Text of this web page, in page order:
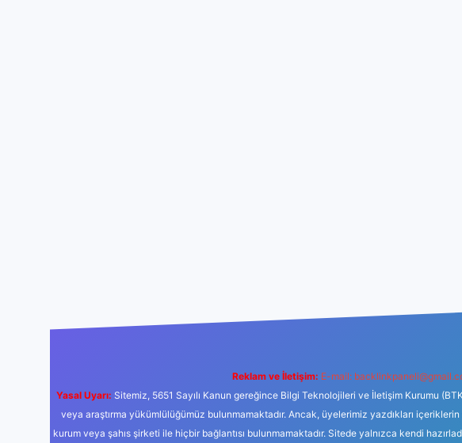
Reklam ve İletişim: E-mail:
Yasal Uyarı: Sitemiz, 5651 Sayılı Kanun gereğince Bilgi Teknolojileri ve İletişim Kurumu
veya araştırma yükümlülüğümüz bulunmamaktadır. Ancak, üyelerimiz yazdıkları
kurum veya şahıs şirketi ile hiçbir bağlantısı bulunmamaktadır. Sitede yalnızca kendi